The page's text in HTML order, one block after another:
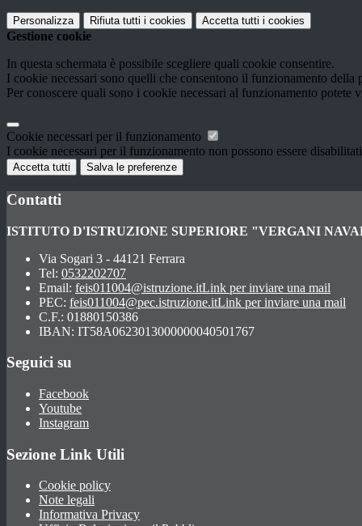
Personalizza Rifiuta tutti i cookies Accetta tutti i cookies
Gestione cookie
In questa schermata è possibile scegliere quali cookie consentire.
I cookie necessari sono quelli che consentono il funzionamento
Per conoscere quali sono i cookie necessari al funzionamento potete
Cookie necessari per il funzionamento
I cookie necessari per il funzionamento non possono essere
Accetta tutti Salva le preferenze
Contatti
ISTITUTO D'ISTRUZIONE SUPERIORE "VERGANI
Via Sogari 3 - 44121 Ferrara
Tel: 0532202707
Email: feis011004@istruzione.itLink per inviare una mail
PEC: feis011004@pec.istruzione.itLink per inviare una mail
C.F.: 01880150386
IBAN: IT58A0623013000000040501767
Seguici su
Facebook
Youtube
Instagram
Sezione Link Utili
Cookie policy
Note legali
Informativa Privacy